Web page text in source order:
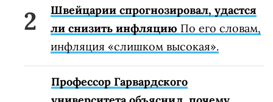
Швейцарии спрогнозировал, удастся
ли снизить инфляцию По его словам,
инфляция «слишком высокая».
Профессор Гарвардского